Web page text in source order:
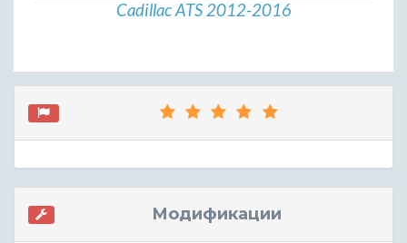
Cadillac ATS 2012-2016
Модификации